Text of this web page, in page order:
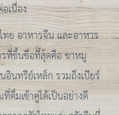
เนื่อง
ย อาหารจีน และอาหาร
รที่ขึ้นชื่อที่สุดคือ ขาหมู
นทรีย์เหล็ก รวมถึงเบียร์
ดื่มเข้าคู่ได้เป็นอย่างดี